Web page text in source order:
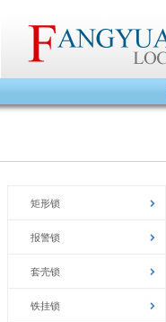
矩形锁
报警锁
套壳锁
铁挂锁